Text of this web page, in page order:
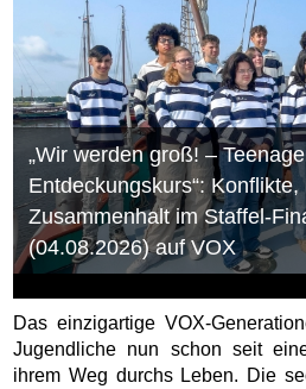
„Wir werden groß! –
Entdeckungskurs“:
Zusammenhalt im Staffel-
(04.08.2026) auf VOX
Das einzigartige VOX-
Jugendliche nun schon seit
ihrem Weg durchs Leben. Die